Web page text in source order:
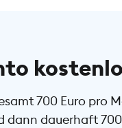
700 Euro pro
dauerhaft